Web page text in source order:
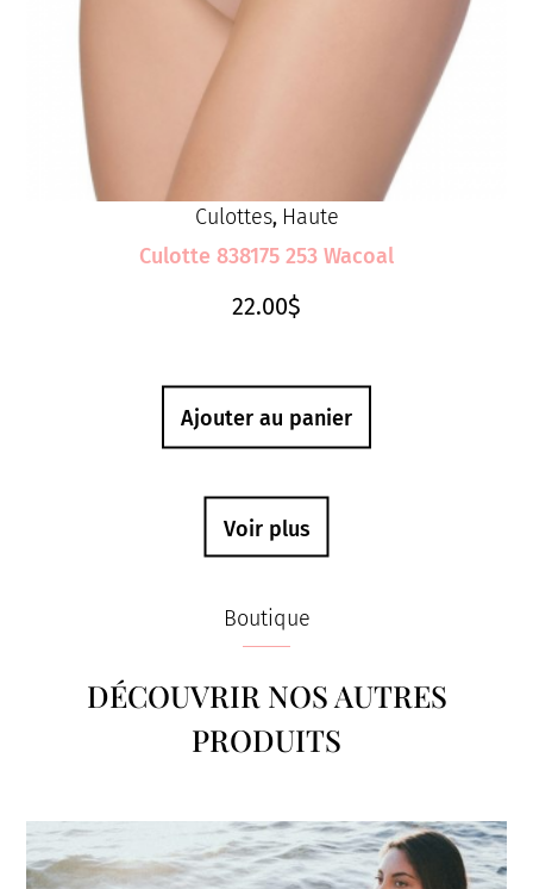
Culottes, Haute
Culotte 838175 253 Wacoal
22.00$
Ajouter au panier
Voir plus
Boutique
DÉCOUVRIR NOS AUTRES
PRODUITS